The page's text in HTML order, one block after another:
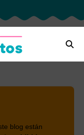
blog están